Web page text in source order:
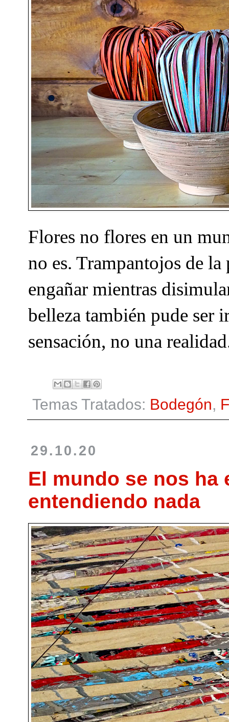
Flores no flores en un
no es. Trampantojos de
engañar mientras
belleza también pude ser
sensación, no una
Temas Tratados: Bodegón,
29.10.20
El mundo se nos ha
entendiendo nada